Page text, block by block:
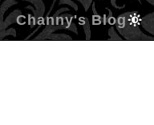
Channy's Blog